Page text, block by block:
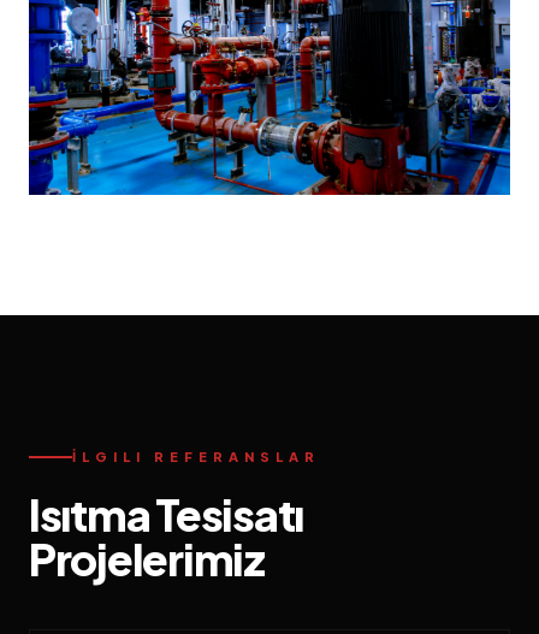
İLGILI REFERANSLAR
Isıtma Tesisatı
Projelerimiz